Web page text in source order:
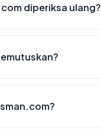
diperiksa ulang?